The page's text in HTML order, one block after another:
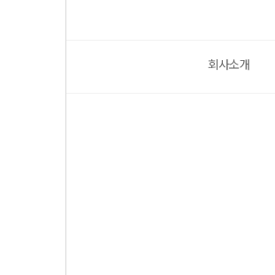
회사소개